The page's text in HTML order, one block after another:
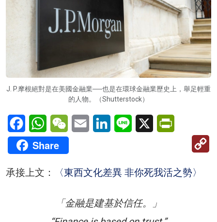
J. P.摩根絕對是在美國金融業──也是在環球金融業歷史上，舉足輕重
的人物。（Shutterstock）
FacebookWhatsAppWeChatEmail LinkedInLine X
Share
承接上文： 〈東西文化差異 非你死我活之勢〉
「金融是建基於信任。」